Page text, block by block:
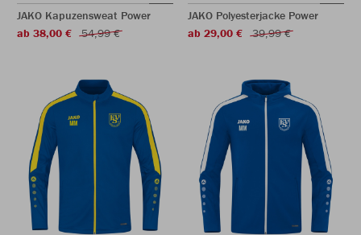
JAKO Kapuzensweat Power
ab 38,00 €
54,99 €
JAKO Polyesterjacke Power
ab 29,00 €
39,99 €